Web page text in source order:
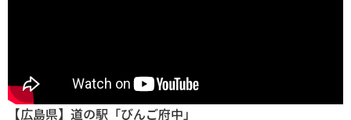
【広島県】道の駅「びんご府中」